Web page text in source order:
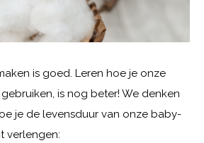
is goed. Leren hoe je onze
is nog beter! We denken
je de levensduur van onze baby-
verlengen: